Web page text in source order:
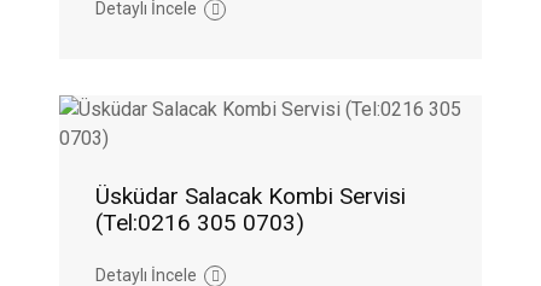
Detaylı İncele
Üsküdar Salacak Kombi Servisi
(Tel:0216 305 0703)
Detaylı İncele